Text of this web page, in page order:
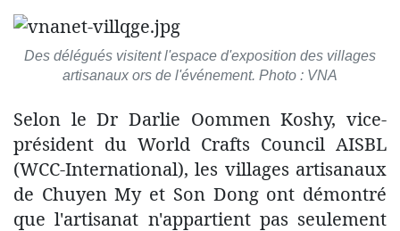
Des délégués visitent l'espace d'exposition des villages
artisanaux ors de l'événement. Photo : VNA
Selon le Dr Darlie Oommen Koshy, vice-
président du World Crafts Council AISBL
(WCC-International), les villages artisanaux
de Chuyen My et Son Dong ont démontré
que l'artisanat n'appartient pas seulement